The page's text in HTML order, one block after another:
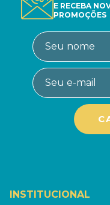
E RECEBA
PROMOÇÕES
INSTITUCIONAL